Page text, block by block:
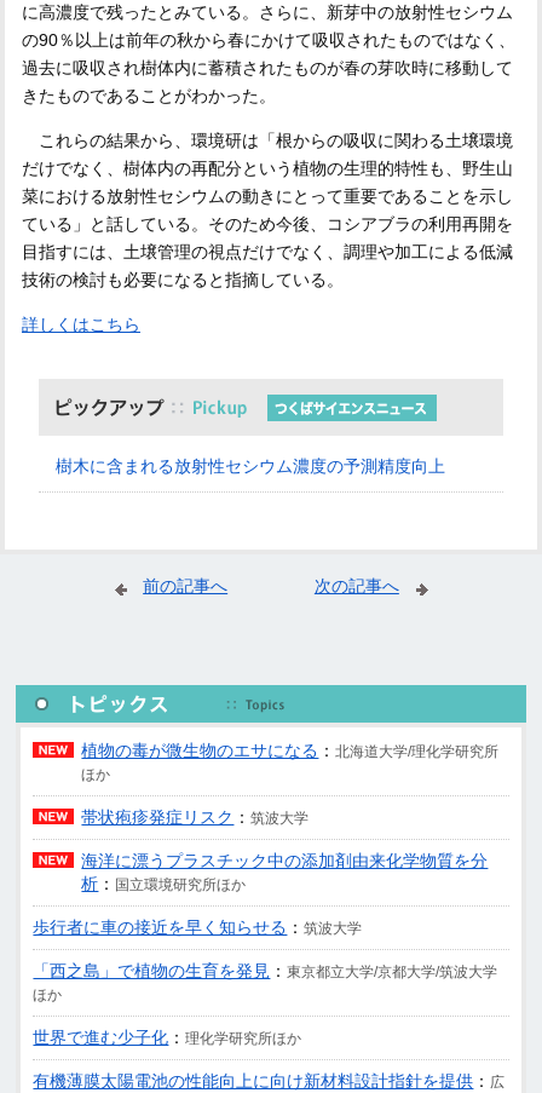
に高濃度で残ったとみている。さらに、新芽中の放射性セシウム
の90％以上は前年の秋から春にかけて吸収されたものではなく、
過去に吸収され樹体内に蓄積されたものが春の芽吹時に移動して
きたものであることがわかった。
これらの結果から、環境研は「根からの吸収に関わる土壌環境
だけでなく、樹体内の再配分という植物の生理的特性も、野生山
菜における放射性セシウムの動きにとって重要であることを示し
ている」と話している。そのため今後、コシアブラの利用再開を
目指すには、土壌管理の視点だけでなく、調理や加工による低減
技術の検討も必要になると指摘している。
詳しくはこちら
樹木に含まれる放射性セシウム濃度の予測精度向上
前の記事へ 次の記事へ
植物の毒が微生物のエサになる ：北海道大学/理化学研究所
ほか
帯状疱疹発症リスク ：筑波大学
海洋に漂うプラスチック中の添加剤由来化学物質を分
析 ： 国立環境研究所ほか
歩行者に車の接近を早く知らせる ：筑波大学
「西之島」で植物の生育を発見 ：東京都立大学/京都大学/筑波大学
ほか
世界で進む少子化 ：理化学研究所ほか
有機薄膜太陽電池の性能向上に向け新材料設計指針を提供 ： 広